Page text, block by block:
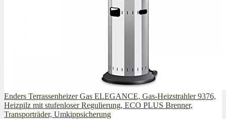
Enders Terrassenheizer Gas ELEGANCE, Gas-Heizstrahler 9376,
Heizpilz mit stufenloser Regulierung, ECO PLUS Brenner,
Transporträder, Umkippsicherung